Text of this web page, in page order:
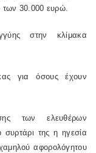
των 30.000 ευρώ.
στην κλίμακα
για όσους έχουν
των ελευθέρων
συρτάρι της η ηγεσία
αφορολόγητου